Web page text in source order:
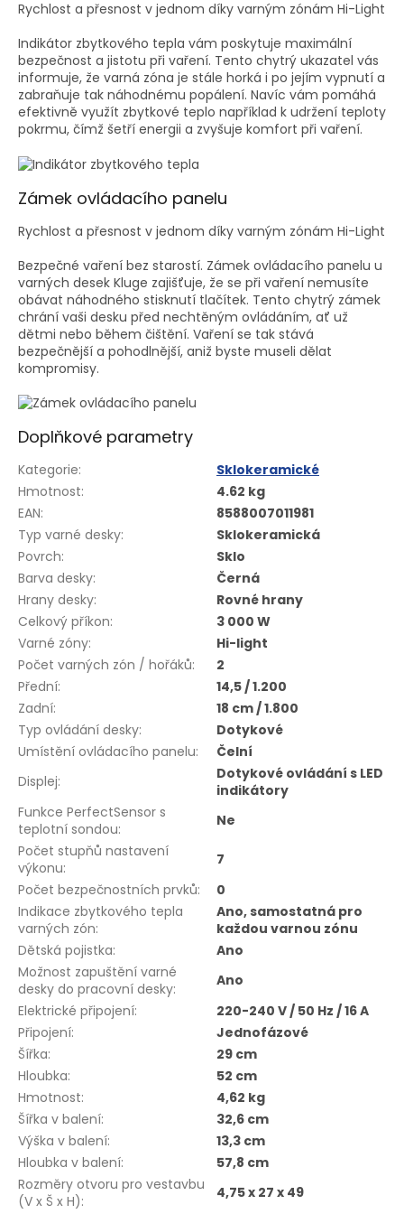
Rychlost a přesnost v jednom díky varným zónám Hi-Light
Indikátor zbytkového tepla vám poskytuje maximální
bezpečnost a jistotu při vaření. Tento chytrý ukazatel vás
informuje, že varná zóna je stále horká i po jejím vypnutí a
zabraňuje tak náhodnému popálení. Navíc vám pomáhá
efektivně využít zbytkové teplo například k udržení teploty
pokrmu, čímž šetří energii a zvyšuje komfort při vaření.
Zámek ovládacího panelu
Rychlost a přesnost v jednom díky varným zónám Hi-Light
Bezpečné vaření bez starostí. Zámek ovládacího panelu u
varných desek Kluge zajišťuje, že se při vaření nemusíte
obávat náhodného stisknutí tlačítek. Tento chytrý zámek
chrání vaši desku před nechtěným ovládáním, ať už
dětmi nebo během čištění. Vaření se tak stává
bezpečnější a pohodlnější, aniž byste museli dělat
kompromisy.
Doplňkové parametry
Kategorie:
Sklokeramické
Hmotnost:
4.62 kg
EAN:
8588007011981
Typ varné desky:
Sklokeramická
Povrch:
Sklo
Barva desky:
Černá
Hrany desky:
Rovné hrany
Celkový příkon:
3 000 W
Varné zóny:
Hi-light
Počet varných zón / hořáků:
2
Přední:
14,5 / 1.200
Zadní:
18 cm / 1.800
Typ ovládání desky:
Dotykové
Umístění ovládacího panelu:
Čelní
Displej:
Dotykové ovládání s LED
indikátory
Funkce PerfectSensor s
teplotní sondou:
Ne
Počet stupňů nastavení
výkonu:
7
Počet bezpečnostních prvků:
0
Indikace zbytkového tepla
varných zón:
Ano, samostatná pro
každou varnou zónu
Dětská pojistka:
Ano
Možnost zapuštění varné
desky do pracovní desky:
Ano
Elektrické připojení:
220-240 V / 50 Hz / 16 A
Připojení:
Jednofázové
Šířka:
29 cm
Hloubka:
52 cm
Hmotnost:
4,62 kg
Šířka v balení:
32,6 cm
Výška v balení:
13,3 cm
Hloubka v balení:
57,8 cm
Rozměry otvoru pro vestavbu
(V x Š x H):
4,75 x 27 x 49